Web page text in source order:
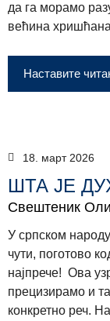
да га морамо
већина
Наставите
18. март 2026
ШТА ЈЕ
Свештеник
У српском народу
чути, поготово
најпрече! Ова
прецизирамо и
конкретно реч.